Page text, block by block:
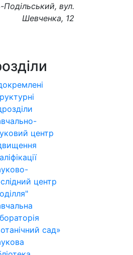
вул.
Шевченка, 12
центр
центр
сад»